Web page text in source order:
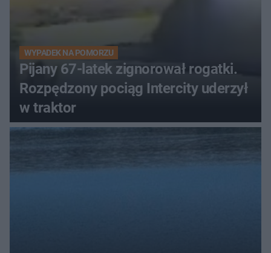
WYPADEK NA POMORZU
Pijany 67-latek zignorował rogatki.
Rozpędzony pociąg Intercity uderzył
w traktor